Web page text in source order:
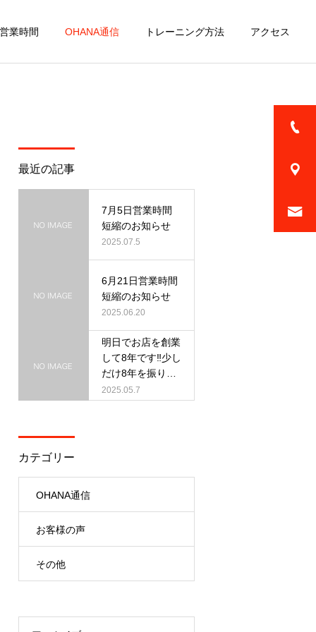
業時間 OHANA通信 トレーニング方法 アクセス
頭蓋骨小顔矯正
最近の記事
7月5日営業時間
短縮のお知らせ
2025.07.5
6月21日営業時間
短縮のお知らせ
2025.06.20
明日でお店を創業
して8年です‼︎少し
だけ8年を振り返
ります‼︎
2025.05.7
カテゴリー
OHANA通信
お客様の声
その他